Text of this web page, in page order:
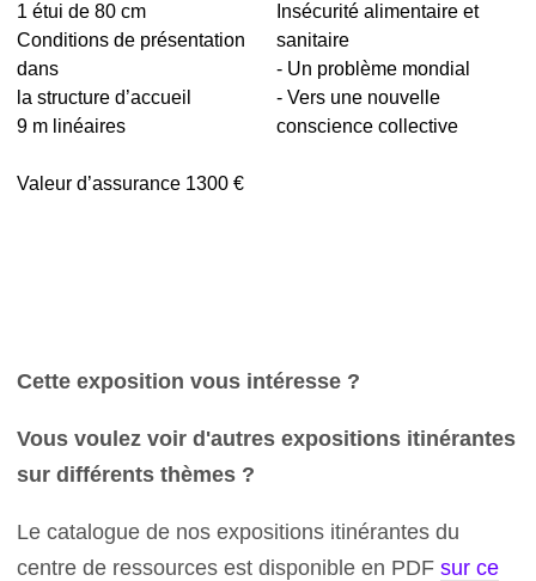
1 étui de 80 cm
Conditions de présentation
dans
la structure d’accueil
9 m linéaires
Valeur d’assurance 1300 €
Insécurité alimentaire et
sanitaire
- Un problème mondial
- Vers une nouvelle
conscience collective
Cette exposition vous intéresse ?
Vous voulez voir d'autres expositions itinérantes
sur différents thèmes ?
Le catalogue de nos expositions itinérantes du
centre de ressources est disponible en PDFsur ce